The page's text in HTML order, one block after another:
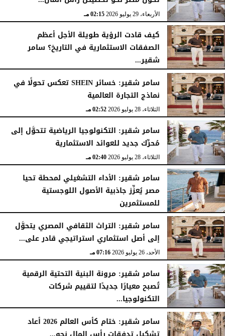
الأربعاء، 29 يوليو 2026 02:25 مـالأربعاء، 29 يوليو 2026 02:15 مـ
كيف قادت الرؤية طويلة الأجل أعظم
الصفقات الاستثمارية في التاريخ؟ سامر
شقير...
الثلاثاء، 28 يوليو 2026 03:49 مـ
سامر شقير: خسائر SHEIN تعكس تحولًا في
نماذج التجارة العالمية
الثلاثاء، 28 يوليو 2026 02:52 مـ
سامر شقير: التكنولوجيا الرياضية تتحوَّل إلى
مُحرِّك جديد للعوائد الاستثمارية
الثلاثاء، 28 يوليو 2026 02:40 مـ
سامر شقير: الأداء التشغيلي لمحطة تحيا
مصر يُعزِّز جاذبية الأصول اللوجستية
للمستثمرين
الأحد، 26 يوليو 2026 07:27 مـ
سامر شقير: التراث الثقافي المصري يتحوَّل
إلى أصل استثماري استراتيجي قادر على...
الأحد، 26 يوليو 2026 07:16 مـ
سامر شقير: مرونة البنية التحتية الرقمية
تُصبح معيارًا جديدًا لتقييم شركات
التكنولوجيا...
الأحد، 26 يوليو 2026 07:03 مـ
سامر شقير: ختام كأس العالم 2026 أعاد